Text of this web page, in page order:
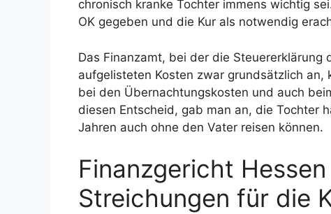
chronisch kranke Tochter immens wichtig
OK gegeben und die Kur als notwendig
Das Finanzamt, bei der die
aufgelisteten Kosten zwar grundsätzlich
bei den Übernachtungskosten und auch
diesen Entscheid, gab man an, die Tochter
Jahren auch ohne den Vater reisen können.
Finanzgericht
Streichungen für die